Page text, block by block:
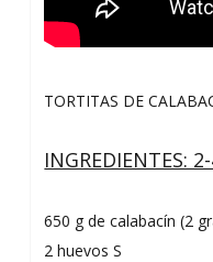
TORTITAS DE
INGREDIENTES:
650 g de calabacín (2
2 huevos S